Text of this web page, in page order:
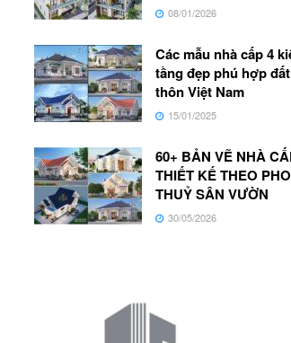
08/01/2026
Các mẫu nhà cấp 4
tầng đẹp phú hợp
thôn Việt Nam
15/01/2025
60+ BẢN VẼ NHÀ
THIẾT KẾ THEO
THUỶ SÂN VƯỜN
30/05/2026